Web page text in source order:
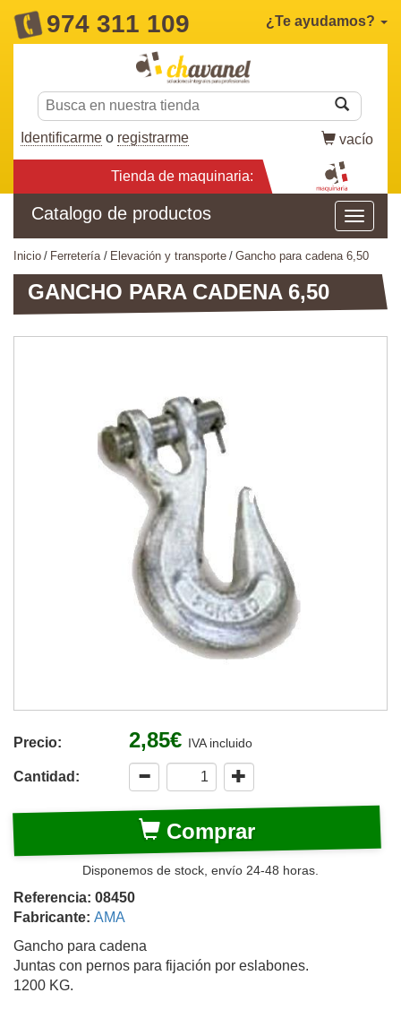
974 311 109 ¿Te ayudamos?
Identificarme o registrarme vacío
Tienda de maquinaria:
Catalogo de productos
inicio ferretería elevación y transporte gancho para cadena 6,50
GANCHO PARA CADENA 6,50
Precio: 2,85€ IVA incluido
Cantidad:
Comprar
Disponemos de stock, envío 24-48 horas.
Referencia: 08450
Fabricante: AMA
Gancho para cadena
Juntas con pernos para fijación por eslabones.
1200 KG.